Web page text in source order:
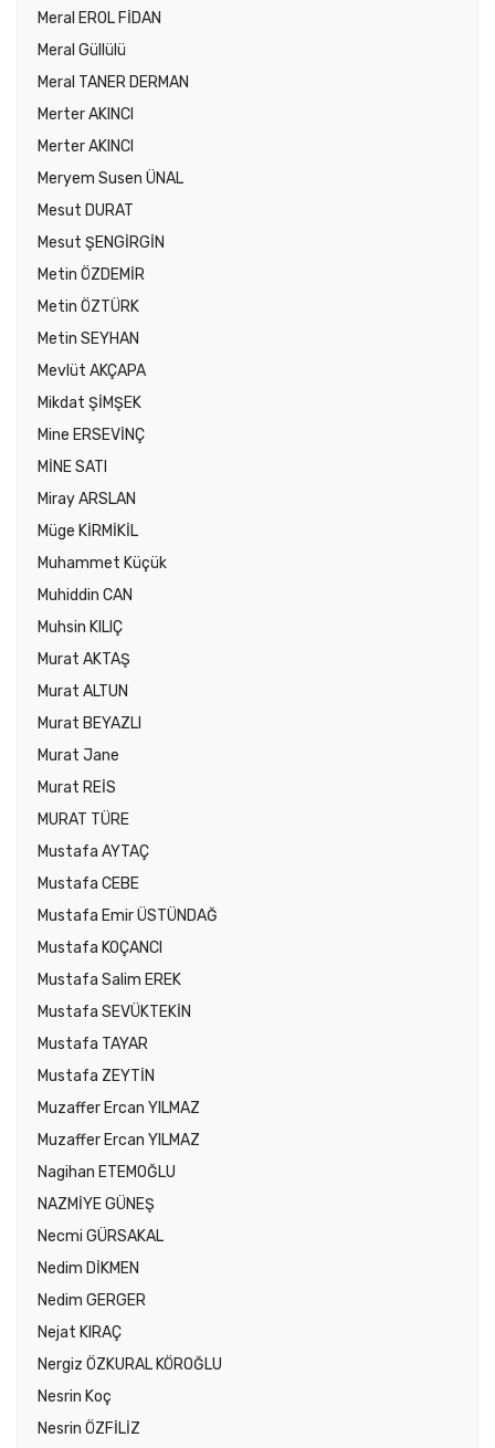
Meral EROL FİDAN
Meral Güllülü
Meral TANER DERMAN
Merter AKINCI
Merter AKINCI
Meryem Susen ÜNAL
Mesut DURAT
Mesut ŞENGİRGİN
Metin ÖZDEMİR
Metin ÖZTÜRK
Metin SEYHAN
Mevlüt AKÇAPA
Mikdat ŞİMŞEK
Mine ERSEVİNÇ
MİNE SATI
Miray ARSLAN
Müge KİRMİKİL
Muhammet Küçük
Muhiddin CAN
Muhsin KILIÇ
Murat AKTAŞ
Murat ALTUN
Murat BEYAZLI
Murat Jane
Murat REİS
MURAT TÜRE
Mustafa AYTAÇ
Mustafa CEBE
Mustafa Emir ÜSTÜNDAĞ
Mustafa KOÇANCI
Mustafa Salim EREK
Mustafa SEVÜKTEKİN
Mustafa TAYAR
Mustafa ZEYTİN
Muzaffer Ercan YILMAZ
Muzaffer Ercan YILMAZ
Nagihan ETEMOĞLU
NAZMİYE GÜNEŞ
Necmi GÜRSAKAL
Nedim DİKMEN
Nedim GERGER
Nejat KIRAÇ
Nergiz ÖZKURAL KÖROĞLU
Nesrin Koç
Nesrin ÖZFİLİZ